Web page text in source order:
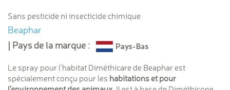
Sans pesticide ni insecticide chimique
Beaphar
| Pays de la marque :
Le spray pour l’habitat Diméthicare de Beaphar est
spécialement conçu pour les habitations et pour